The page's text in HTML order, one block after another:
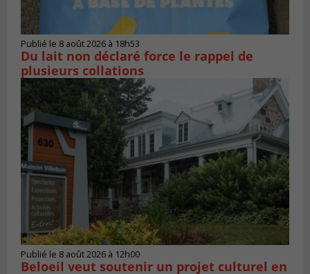
Publié le 8 août 2026 à 18h53
Du lait non déclaré force le rappel de
plusieurs collations
Publié le 8 août 2026 à 12h00
Beloeil veut soutenir un projet culturel en